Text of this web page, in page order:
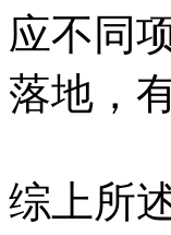
应不同
落地，
综上所